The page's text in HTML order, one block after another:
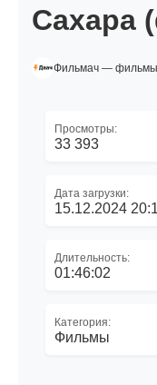
Сахара
Фильмач — фильмы
Просмотры:
33 393
Дата загрузки:
15.12.2024
Длительность:
01:46:02
Категория:
Фильмы